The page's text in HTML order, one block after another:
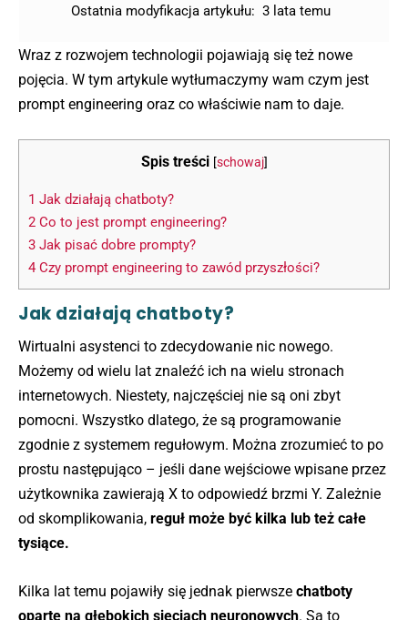
Ostatnia modyfikacja artykułu: 3 lata temu
Wraz z rozwojem technologii pojawiają się też nowe
pojęcia. W tym artykule wytłumaczymy wam czym jest
prompt engineering oraz co właściwie nam to daje.
Spis treści [schowaj]
1 Jak działają chatboty?
2 Co to jest prompt engineering?
3 Jak pisać dobre prompty?
4 Czy prompt engineering to zawód przyszłości?
Jak działają chatboty?
Wirtualni asystenci to zdecydowanie nic nowego.
Możemy od wielu lat znaleźć ich na wielu stronach
internetowych. Niestety, najczęściej nie są oni zbyt
pomocni. Wszystko dlatego, że są programowanie
zgodnie z systemem regułowym. Można zrozumieć to po
prostu następująco – jeśli dane wejściowe wpisane przez
użytkownika zawierają X to odpowiedź brzmi Y. Zależnie
od skomplikowania, reguł może być kilka lub też całe
tysiące.
Kilka lat temu pojawiły się jednak pierwsze chatboty
oparte na głębokich sieciach neuronowych. Są to